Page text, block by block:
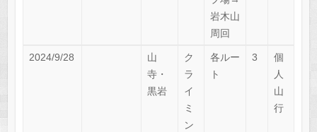
岩木山
周回
2024/9/28
山
寺・
黒岩
ク
ラ
イ
ミ
ン
各ルー
ト
3
個
人
山
行